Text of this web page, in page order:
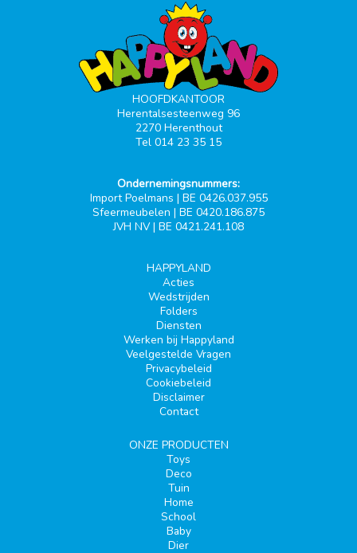
HOOFDKANTOOR
Herentalsesteenweg 96
2270 Herenthout
Tel 014 23 35 15
Ondernemingsnummers:
Import Poelmans | BE 0426.037.955
Sfeermeubelen | BE 0420.186.875
JVH NV | BE 0421.241.108
HAPPYLAND
Acties
Wedstrijden
Folders
Diensten
Werken bij Happyland
Veelgestelde Vragen
Privacybeleid
Cookiebeleid
Disclaimer
Contact
ONZE PRODUCTEN
Toys
Deco
Tuin
Home
School
Baby
Dier